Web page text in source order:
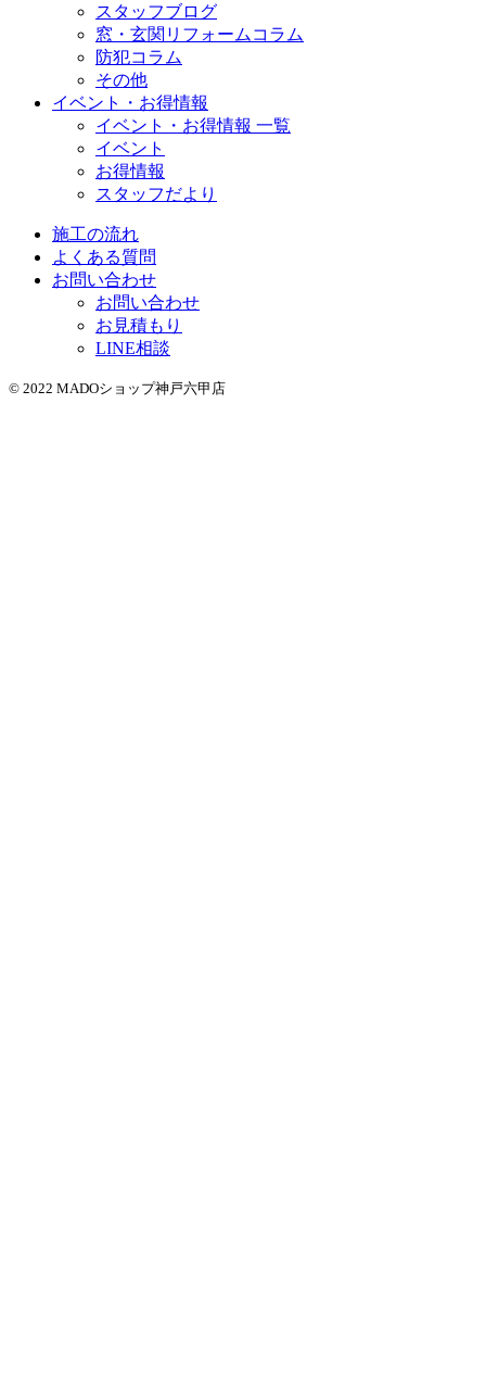
スタッフブログ
窓・玄関リフォームコラム
防犯コラム
その他
イベント・お得情報
イベント・お得情報 一覧
イベント
お得情報
スタッフだより
施工の流れ
よくある質問
お問い合わせ
お問い合わせ
お見積もり
LINE相談
© 2022 MADOショップ神戸六甲店